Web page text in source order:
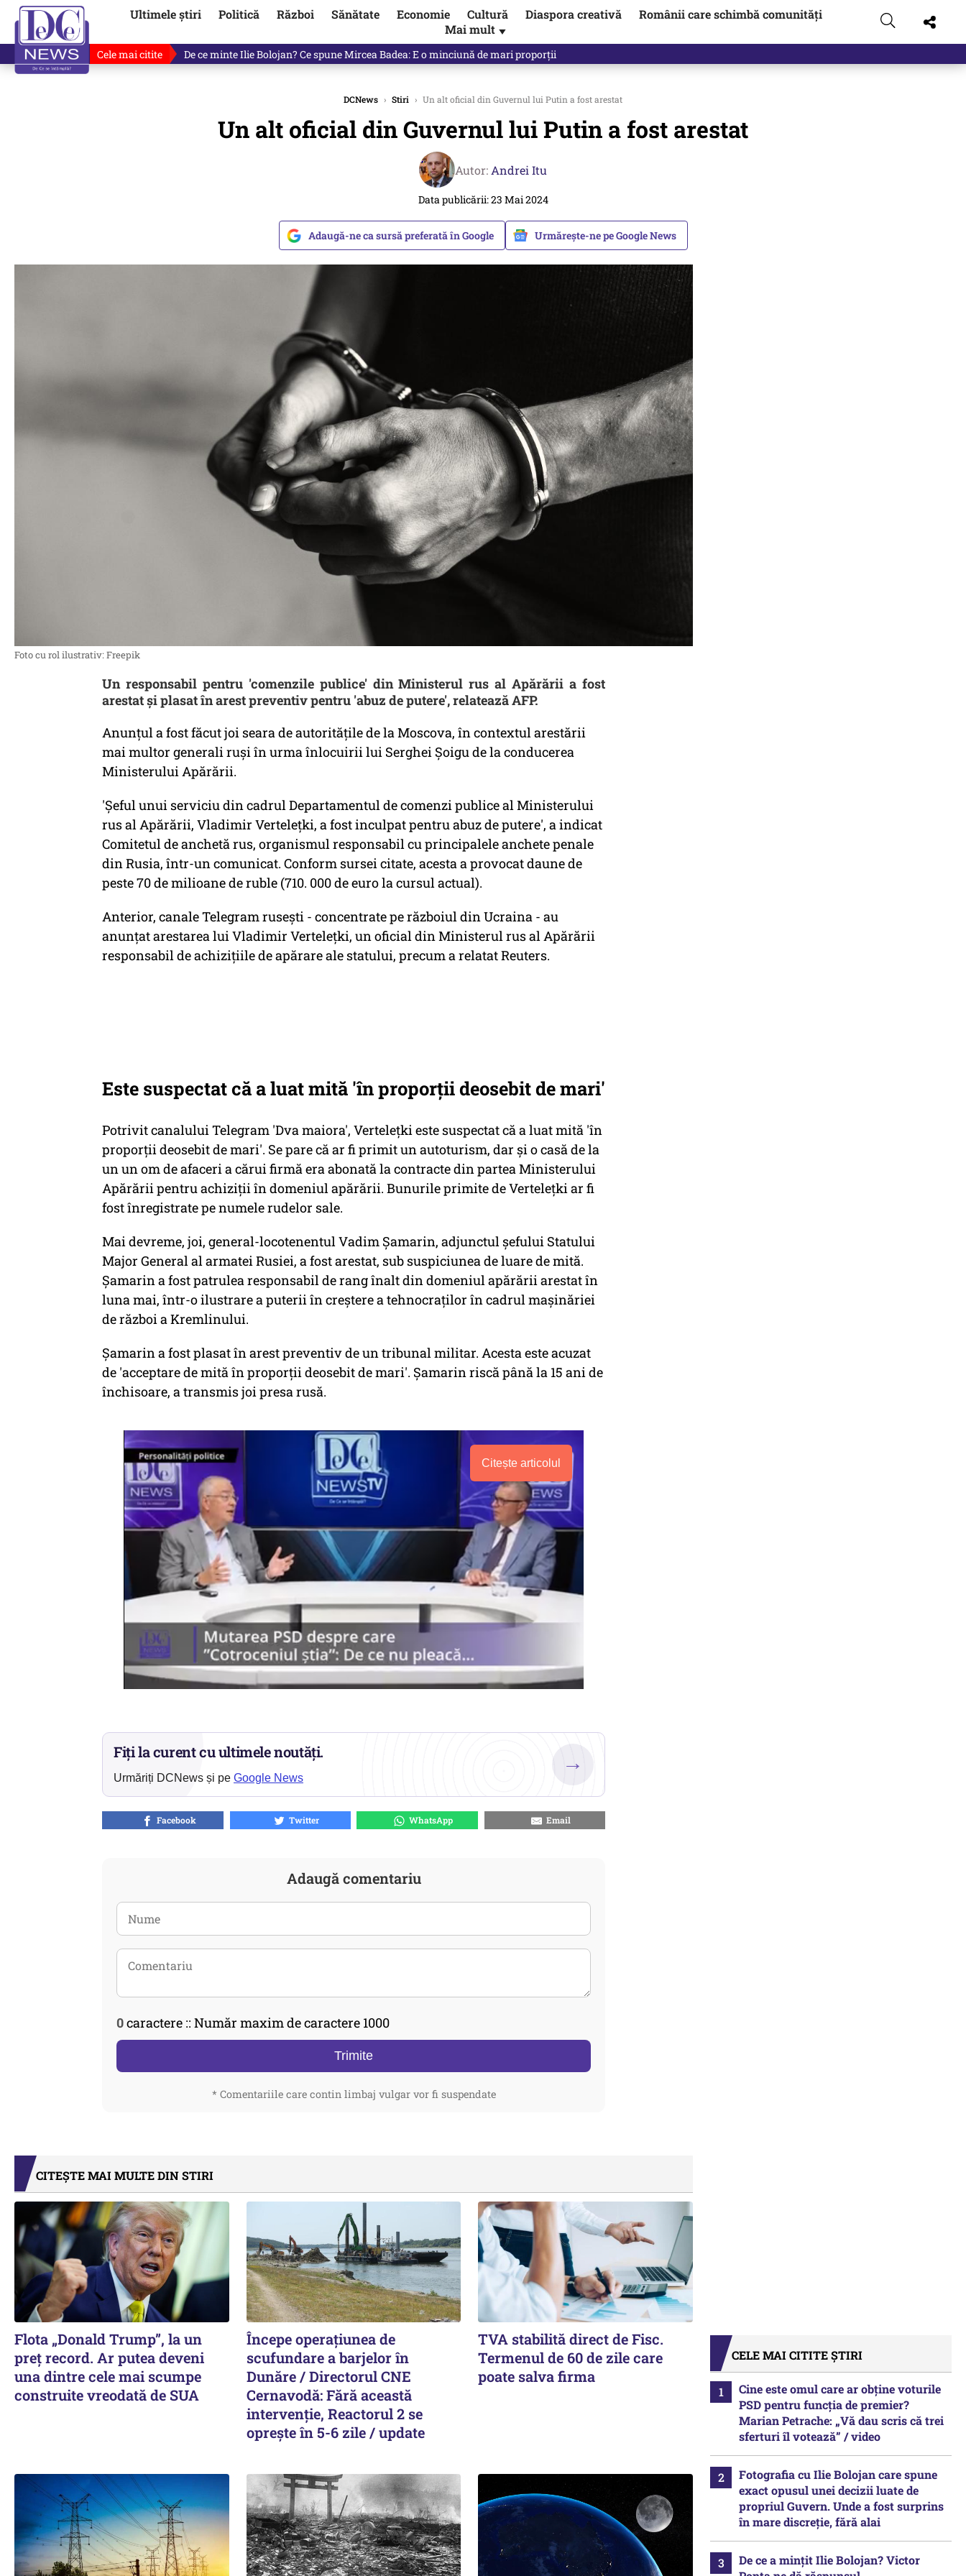
Ultimele știri Politică Război Sănătate Economie Cultură Diaspora creativă
Românii care schimbă comunități
Mai mult ▼
Cele mai citite De ce minte Ilie Bolojan? Ce spune Mircea Badea: E o minciună de mari proporții
DCNews › Stiri › Un alt oficial din Guvernul lui Putin a fost arestat
Un alt oficial din Guvernul lui Putin a fost arestat
Autor: Andrei Itu
Data publicării: 23 Mai 2024
Adaugă-ne ca sursă preferată în Google Urmărește-ne pe Google News
Foto cu rol ilustrativ: Freepik
Un responsabil pentru 'comenzile publice' din Ministerul rus al Apărării a fost
arestat şi plasat în arest preventiv pentru 'abuz de putere', relatează AFP.
Anunțul a fost făcut joi seara de autorităţile de la Moscova, în contextul arestării
mai multor generali ruşi în urma înlocuirii lui Serghei Şoigu de la conducerea
Ministerului Apărării.
'Şeful unui serviciu din cadrul Departamentul de comenzi publice al Ministerului
rus al Apărării, Vladimir Verteleţki, a fost inculpat pentru abuz de putere', a indicat
Comitetul de anchetă rus, organismul responsabil cu principalele anchete penale
din Rusia, într-un comunicat. Conform sursei citate, acesta a provocat daune de
peste 70 de milioane de ruble (710. 000 de euro la cursul actual).
Anterior, canale Telegram ruseşti - concentrate pe războiul din Ucraina - au
anunţat arestarea lui Vladimir Verteleţki, un oficial din Ministerul rus al Apărării
responsabil de achiziţiile de apărare ale statului, precum a relatat Reuters.
Este suspectat că a luat mită 'în proporţii deosebit de mari'
Potrivit canalului Telegram 'Dva maiora', Verteleţki este suspectat că a luat mită 'în
proporţii deosebit de mari'. Se pare că ar fi primit un autoturism, dar şi o casă de la
un un om de afaceri a cărui firmă era abonată la contracte din partea Ministerului
Apărării pentru achiziţii în domeniul apărării. Bunurile primite de Verteleţki ar fi
fost înregistrate pe numele rudelor sale.
Mai devreme, joi, general-locotenentul Vadim Şamarin, adjunctul şefului Statului
Major General al armatei Rusiei, a fost arestat, sub suspiciunea de luare de mită.
Șamarin a fost patrulea responsabil de rang înalt din domeniul apărării arestat în
luna mai, într-o ilustrare a puterii în creştere a tehnocraţilor în cadrul maşinăriei
de război a Kremlinului.
Şamarin a fost plasat în arest preventiv de un tribunal militar. Acesta este acuzat
de 'acceptare de mită în proporţii deosebit de mari'. Șamarin riscă până la 15 ani de
închisoare, a transmis joi presa rusă.
Citește articolul
Fiți la curent cu ultimele noutăți.
Urmăriți DCNews și pe Google News
→
Facebook Twitter WhatsApp Email
Adaugă comentariu
0caractere :: Număr maxim de caractere 1000
Trimite
* Comentariile care contin limbaj vulgar vor fi suspendate
CITEȘTE MAI MULTE DIN STIRI
Flota „Donald Trump”, la un
preț record. Ar putea deveni
una dintre cele mai scumpe
construite vreodată de SUA
Începe operațiunea de
scufundare a barjelor în
Dunăre / Directorul CNE
Cernavodă: Fără această
intervenție, Reactorul 2 se
oprește în 5-6 zile / update
TVA stabilită direct de Fisc.
Termenul de 60 de zile care
poate salva firma
CELE MAI CITITE ȘTIRI
Cine este omul care ar obține voturile
PSD pentru funcția de premier?
Marian Petrache: „Vă dau scris că trei
sferturi îl votează” / video
Fotografia cu Ilie Bolojan care spune
exact opusul unei decizii luate de
propriul Guvern. Unde a fost surprins
în mare discreție, fără alai
De ce a mințit Ilie Bolojan? Victor